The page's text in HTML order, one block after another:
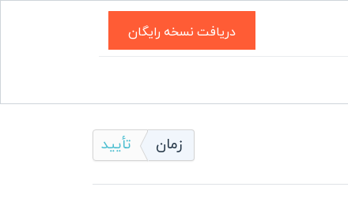
دریافت نسخه رایگان
زمان تأیید